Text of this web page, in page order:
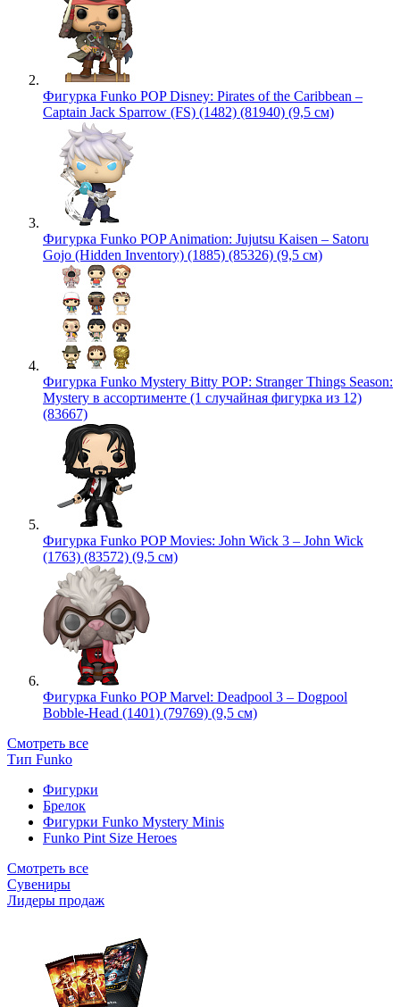
Фигурка Funko POP Disney: Pirates of the Caribbean –
Captain Jack Sparrow (FS) (1482) (81940) (9,5 см)
Фигурка Funko POP Animation: Jujutsu Kaisen – Satoru
Gojo (Hidden Inventory) (1885) (85326) (9,5 см)
Фигурка Funko Mystery Bitty POP: Stranger Things Season:
Mystery в ассортименте (1 случайная фигурка из 12)
(83667)
Фигурка Funko POP Movies: John Wick 3 – John Wick
(1763) (83572) (9,5 см)
Фигурка Funko POP Marvel: Deadpool 3 – Dogpool
Bobble-Head (1401) (79769) (9,5 см)
Смотреть все
Тип Funko
Фигурки
Брелок
Фигурки Funko Mystery Minis
Funko Pint Size Heroes
Смотреть все
Сувениры
Лидеры продаж